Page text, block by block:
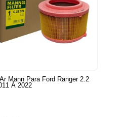
Mann Para Ford Ranger 2.2
À 2022